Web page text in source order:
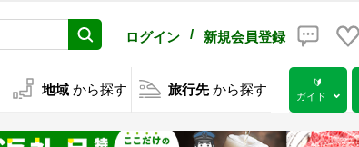
ログイン / 新規会員登録
地域 から探す 旅行先 から探す
🔰
ガイド